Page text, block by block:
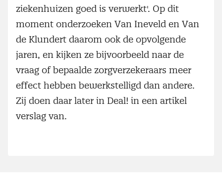
ziekenhuizen goed is verwerkt'. Op dit
moment onderzoeken Van Ineveld en Van
de Klundert daarom ook de opvolgende
jaren, en kijken ze bijvoorbeeld naar de
vraag of bepaalde zorgverzekeraars meer
effect hebben bewerkstelligd dan andere.
Zij doen daar later in Deal! in een artikel
verslag van.